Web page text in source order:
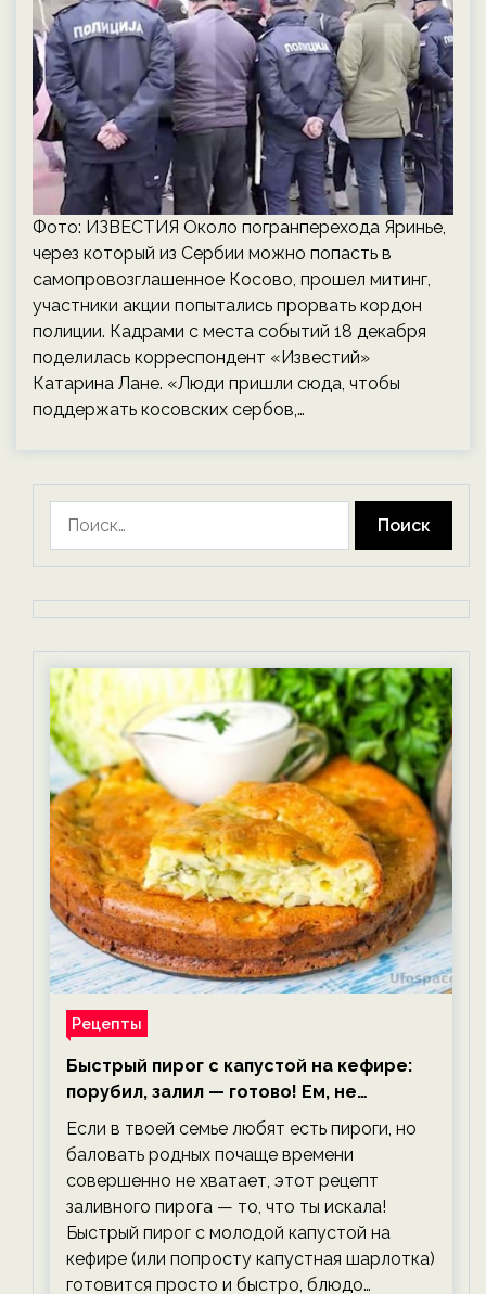
Фото: ИЗВЕСТИЯ Около погранперехода Яринье,
через который из Сербии можно попасть в
самопровозглашенное Косово, прошел митинг,
участники акции попытались прорвать кордон
полиции. Кадрами с места событий 18 декабря
поделилась корреспондент «Известий»
Катарина Лане. «Люди пришли сюда, чтобы
поддержать косовских сербов,…
Рецепты
Быстрый пирог с капустой на кефире:
порубил, залил — готово! Ем, не
тревожась о фигуре!
Если в твоей семье любят есть пироги, но
баловать родных почаще времени
совершенно не хватает, этот рецепт
заливного пирога — то, что ты искала!
Быстрый пирог с молодой капустой на
кефире (или попросту капустная шарлотка)
готовится просто и быстро, блюдо…